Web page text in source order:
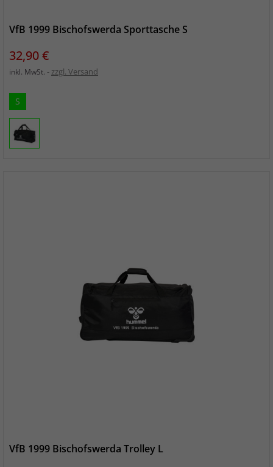
VfB 1999 Bischofswerda Sporttasche S
Preis
32,90 €
inkl. MwSt. zzgl. Versand
S
VfB 1999 Bischofswerda Trolley L